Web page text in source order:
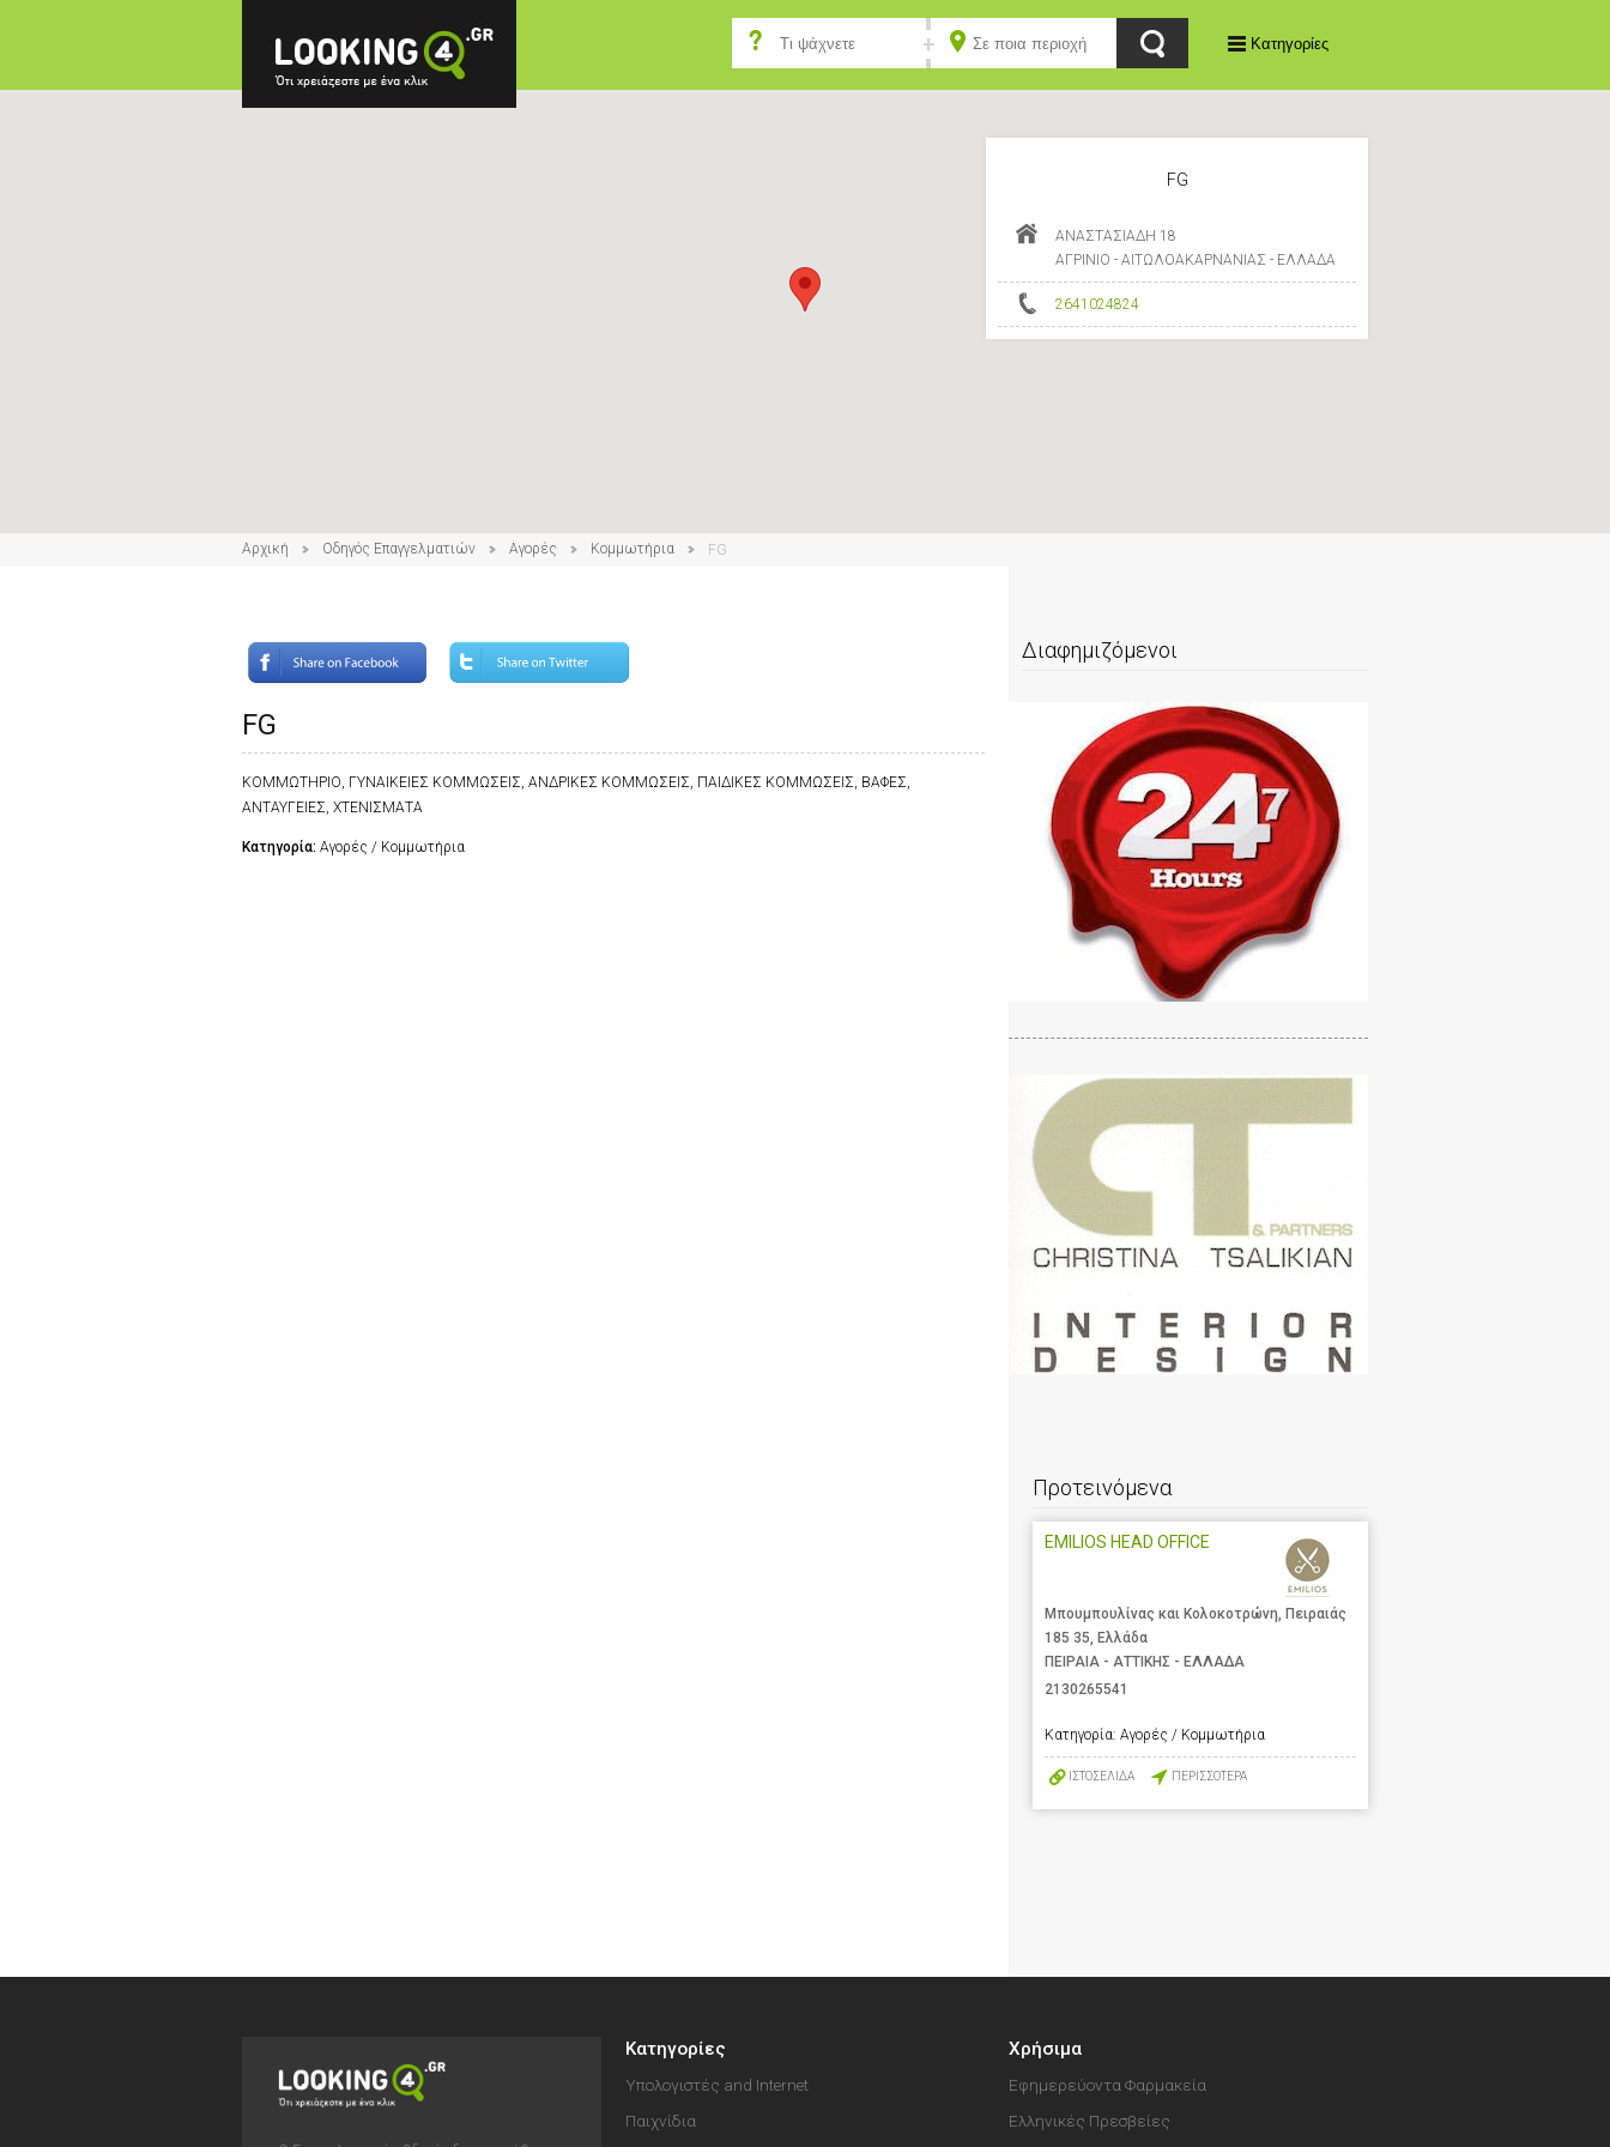
Κατηγορίες
FG
ΑΝΑΣΤΑΣΙΑΔΗ 18
ΑΓΡΙΝΙΟ - ΑΙΤΩΛΟΑΚΑΡΝΑΝΙΑΣ - ΕΛΛΑΔΑ
2641024824
Αρχική Οδηγός Επαγγελματιών Αγορές Κομμωτήρια FG
FG
ΚΟΜΜΩΤΗΡΙΟ, ΓΥΝΑΙΚΕΙΕΣ ΚΟΜΜΩΣΕΙΣ, ΑΝΔΡΙΚΕΣ ΚΟΜΜΩΣΕΙΣ, ΠΑΙΔΙΚΕΣ ΚΟΜΜΩΣΕΙΣ, ΒΑΦΕΣ,
ΑΝΤΑΥΓΕΙΕΣ, ΧΤΕΝΙΣΜΑΤΑ
Κατηγορία: Αγορές / Κομμωτήρια
Διαφημιζόμενοι
Προτεινόμενα
EMILIOS HEAD OFFICE
Μπουμπουλίνας και Κολοκοτρώνη, Πειραιάς
185 35, Ελλάδα
ΠΕΙΡΑΙΑ - ΑΤΤΙΚΗΣ - ΕΛΛΑΔΑ
2130265541
Κατηγορία: Αγορές / Κομμωτήρια
ΙΣΤΟΣΕΛΙΔΑ ΠΕΡΙΣΣΟΤΕΡΑ
Κατηγορίες
Υπολογιστές and Internet
Παιχνίδια
Χρήσιμα
Εφημερεύοντα Φαρμακεία
Ελληνικές Πρεσβείες